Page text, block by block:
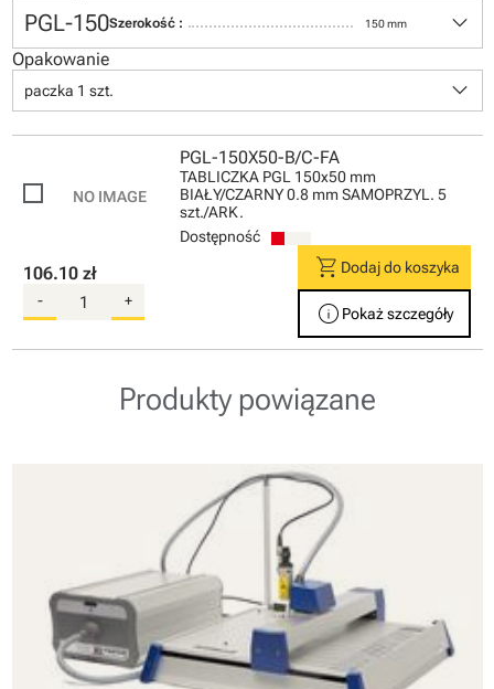
PGL-150Szerokość : 150 mm keyboard_arrow_down
Opakowanie
paczka 1 szt. keyboard_arrow_down
PGL-150X50-B/C-FA
TABLICZKA PGL 150x50 mm
BIAŁY/CZARNY 0.8 mm SAMOPRZYL. 5
szt./ARK.
Dostępność
106.10 zł
- +
shopping_cart Dodaj do koszyka
info Pokaż szczegóły
Produkty powiązane